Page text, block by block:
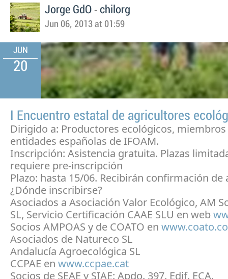
Jorge GdO - chilorg
Jun 06, 2013 at 01:59
JUN
20
I Encuentro estatal de agricultores
Dirigido a: Productores ecológicos, miembros
entidades españolas de IFOAM.
Inscripción: Asistencia gratuita. Plazas
requiere pre-inscripción
Plazo: hasta 15/06. Recibirán confirmación de
¿Dónde inscribirse?
Asociados a Asociación Valor Ecológico, AM
SL, Servicio Certificación CAAE SLU en web
Socios AMPOAS y de COATO en
Asociados de Natureco SL
Andalucía Agroecológica SL
CCPAE en www.ccpae.cat
Socios de SEAE y SIAE: Apdo. 397. Edif. ECA.